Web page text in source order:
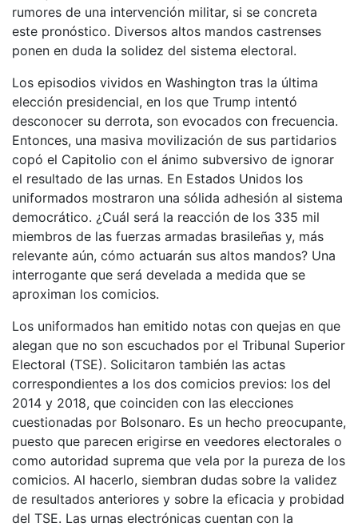
rumores de una intervención militar, si se concreta
este pronóstico. Diversos altos mandos castrenses
ponen en duda la solidez del sistema electoral.
Los episodios vividos en Washington tras la última
elección presidencial, en los que Trump intentó
desconocer su derrota, son evocados con frecuencia.
Entonces, una masiva movilización de sus partidarios
copó el Capitolio con el ánimo subversivo de ignorar
el resultado de las urnas. En Estados Unidos los
uniformados mostraron una sólida adhesión al sistema
democrático. ¿Cuál será la reacción de los 335 mil
miembros de las fuerzas armadas brasileñas y, más
relevante aún, cómo actuarán sus altos mandos? Una
interrogante que será develada a medida que se
aproximan los comicios.
Los uniformados han emitido notas con quejas en que
alegan que no son escuchados por el Tribunal Superior
Electoral (TSE). Solicitaron también las actas
correspondientes a los dos comicios previos: los del
2014 y 2018, que coinciden con las elecciones
cuestionadas por Bolsonaro. Es un hecho preocupante,
puesto que parecen erigirse en veedores electorales o
como autoridad suprema que vela por la pureza de los
comicios. Al hacerlo, siembran dudas sobre la validez
de resultados anteriores y sobre la eficacia y probidad
del TSE. Las urnas electrónicas cuentan con la